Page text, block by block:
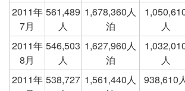
2011年
7月
561,489
人
1,678,360人
泊
人
2011年
8月
546,503
人
1,627,960人
泊
人
2011年 538,727 1,561,440人
938,610